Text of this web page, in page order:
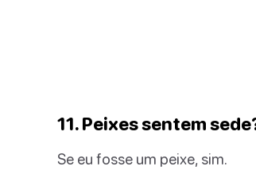
11. Peixes sentem
Se eu fosse um peixe, sim.